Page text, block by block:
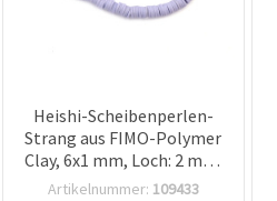
Heishi-Scheibenperlen-
Strang aus FIMO-Polymer
Clay, 6x1 mm, Loch: 2 mm,
Helllila, ca. 320 Stück
Artikelnummer: 109433